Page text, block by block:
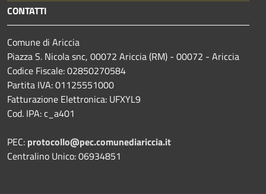
CONTATTI
Comune di Ariccia
Piazza S. Nicola snc, 00072 Ariccia (RM) - 00072 - Ariccia
Codice Fiscale: 02850270584
Partita IVA: 01125551000
Fatturazione Elettronica: UFXYL9
Cod. IPA: c_a401
PEC: protocollo@pec.comunediariccia.it
Centralino Unico: 06934851